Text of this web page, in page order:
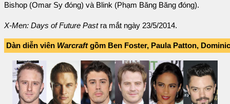
Bishop (Omar Sy đóng) và Blink (Phạm Băng Băng đóng).
X-Men: Days of Future Pastra mắt ngày 23/5/2014.
Dàn diễn viên Warcraftgồm Ben Foster, Paula Patton,